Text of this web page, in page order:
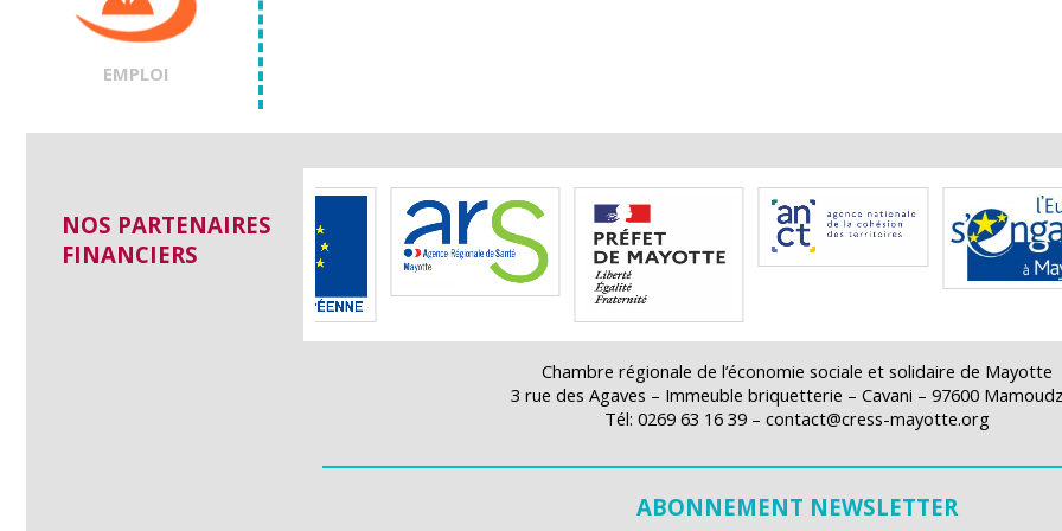
EMPLOI
NOS PARTENAIRES
FINANCIERS
Chambre régionale de l’économie sociale et solidaire de Mayotte
3 rue des Agaves – Immeuble briquetterie – Cavani – 97600
Tél: 0269 63 16 39 – contact@cress-mayotte.org
ABONNEMENT NEWSLETTER